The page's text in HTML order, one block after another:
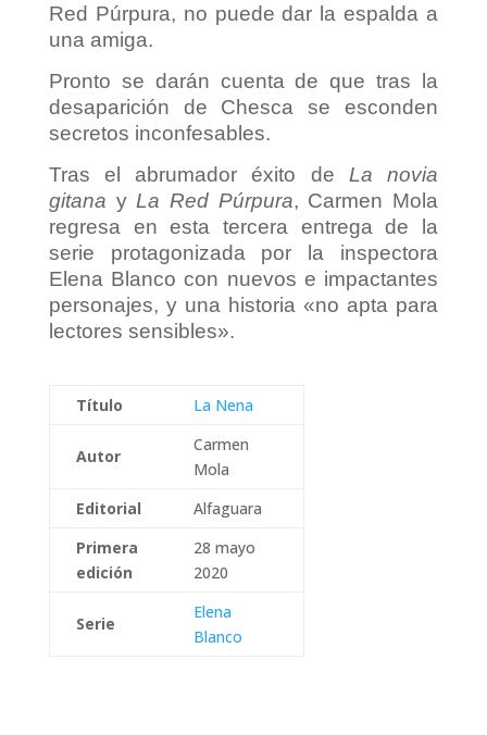
Red Púrpura, no puede dar la espalda a
una amiga.
Pronto se darán cuenta de que tras la
desaparición de Chesca se esconden
secretos inconfesables.
Tras el abrumador éxito de La novia
gitana y La Red Púrpura, Carmen Mola
regresa en esta tercera entrega de la
serie protagonizada por la inspectora
Elena Blanco con nuevos e impactantes
personajes, y una historia «no apta para
lectores sensibles».
Título La Nena
Autor
Carmen
Mola
Editorial
Alfaguara
Primera
edición
28 mayo
2020
Serie
Elena
Blanco